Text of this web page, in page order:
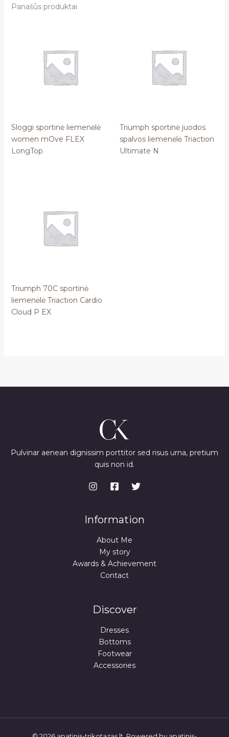
Panašūs produktai
Sloggi sportinė liemenėlė
women mOve FLEX
LongTop
Triumph sportinė juodos
spalvos liemenėlė Triaction
Ultimate N
Triumph 70C sportinė
liemenėlė Triaction Cardio
Cloud P EX
Pulvinar aenean dignissim porttitor sed risus urna, pretium
quis non id.
Information
About Me
My story
Awards & Achievement
Contact
Discover
Dresses
Bottoms
Footwear
Accessories